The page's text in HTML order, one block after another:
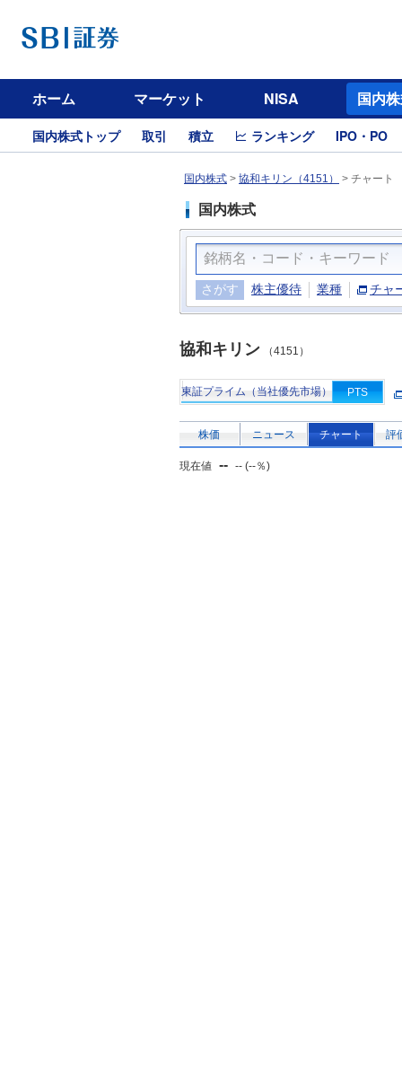
ホーム マーケット NISA 国内
国内株式トップ 取引 積立 ランキング IPO・PO
国内株式 > 協和キリン（4151） > チャート
国内株式
さがす 株主優待 業種 チャ
協和キリン （4151）
東証プライム（当社優先市場） PTS
株価 ニュース チャート 評
現在値 -- -- (--％)